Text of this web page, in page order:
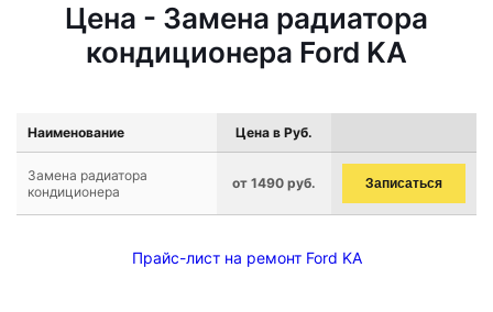
Цена - Замена радиатора
кондиционера Ford KA
Наименование Цена в Руб.
Замена радиатора
кондиционера
от 1490 руб. Записаться
Прайс-лист на ремонт Ford KA